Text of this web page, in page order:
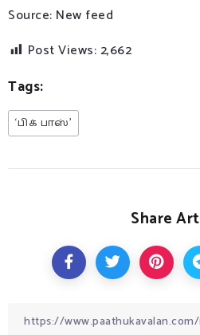
Source: New feed
Post Views: 2,662
Tags:
‘பிக் பாஸ்’
Share